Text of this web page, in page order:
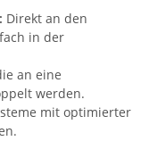
Direkt an den
in der
an eine
werden.
mit optimierter